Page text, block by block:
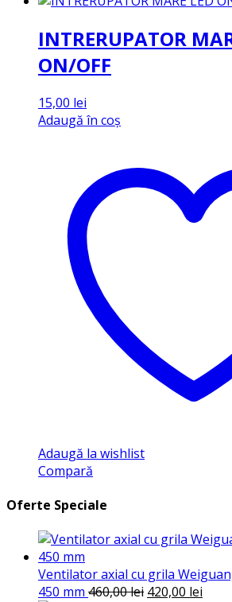
INTRERUPATOR
ON/OFF
15,00 lei
Adaugă în coș
Adaugă la wishlist
Compară
Oferte Speciale
Ventilator axial cu grila
450 mm 460,00lei Prețul
420,00 lei